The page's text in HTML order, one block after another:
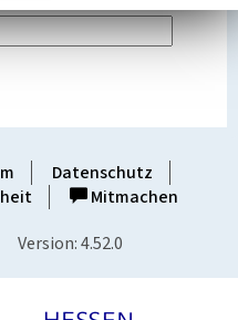
Datenschutz
Mitmachen
Version: 4.52.0